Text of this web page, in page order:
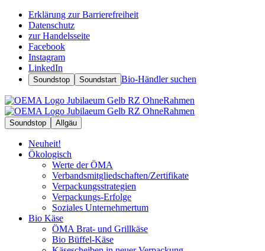
Erklärung zur Barrierefreiheit
Datenschutz
zur Handelsseite
Facebook
Instagram
LinkedIn
Soundstop Soundstart Bio-Händler suchen
Soundstop Allgäu
Neuheit!
Ökologisch
Werte der ÖMA
Verbandsmitgliedschaften/Zertifikate
Verpackungsstrategien
Verpackungs-Erfolge
Soziales Unternehmertum
Bio Käse
ÖMA Brat- und Grillkäse
Bio Büffel-Käse